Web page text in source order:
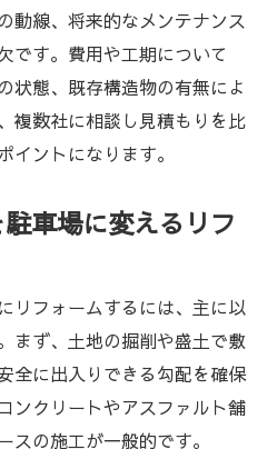
動線、将来的なメンテナンス
です。費用や工期について
状態、既存構造物の有無によ
複数社に相談し見積もりを比
イントになります。
車場に変えるリフ
リフォームするには、主に以
まず、土地の掘削や盛土で敷
全に出入りできる勾配を確保
ンクリートやアスファルト舗
スの施工が一般的です。